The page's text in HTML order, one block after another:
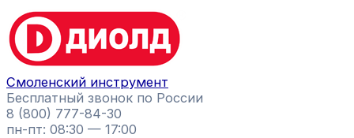
Перейти
к
содержимому
Смоленский инструмент
Бесплатный звонок по России
8 (800) 777-84-30
пн-пт: 08:30 — 17:00
Поиск
товаров